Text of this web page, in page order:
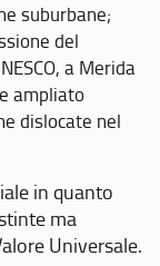
suburbane;
del
a Merida
ampliato
dislocate nel
in quanto
ma
Universale.